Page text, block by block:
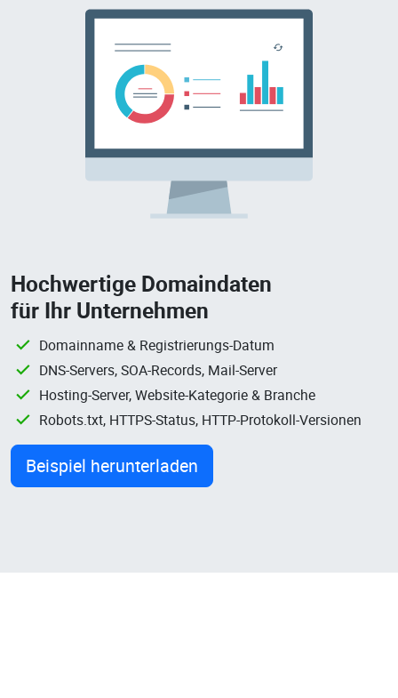
Hochwertige Domaindaten
für Ihr Unternehmen
Domainname & Registrierungs-Datum
DNS-Servers, SOA-Records, Mail-Server
Hosting-Server, Website-Kategorie & Branche
Robots.txt, HTTPS-Status, HTTP-Protokoll-Versionen
Beispiel herunterladen